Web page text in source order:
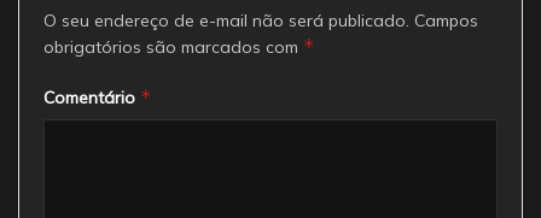
O seu endereço de e-mail não será publicado. Campos
obrigatórios são marcados com *
Comentário *